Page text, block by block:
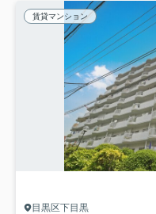
賃貸マンション
目黒区下目黒